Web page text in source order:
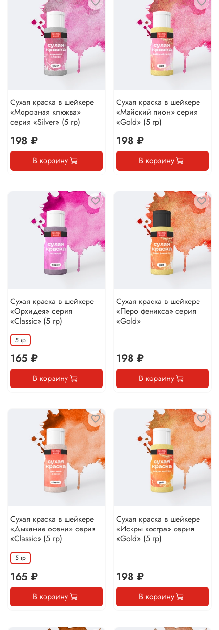
Сухая краска в шейкере
«Морозная клюква»
серия «Silver» (5 гр)
198 ₽
В корзину
Сухая краска в шейкере
«Майский пион» серия
«Gold» (5 гр)
198 ₽
В корзину
Сухая краска в шейкере
«Орхидея» серия
«Classic» (5 гр)
5 гр
165 ₽
В корзину
Сухая краска в шейкере
«Перо феникса» серия
«Gold»
198 ₽
В корзину
Сухая краска в шейкере
«Дыхание осени» серия
«Classic» (5 гр)
5 гр
165 ₽
В корзину
Сухая краска в шейкере
«Искры костра» серия
«Gold» (5 гр)
198 ₽
В корзину